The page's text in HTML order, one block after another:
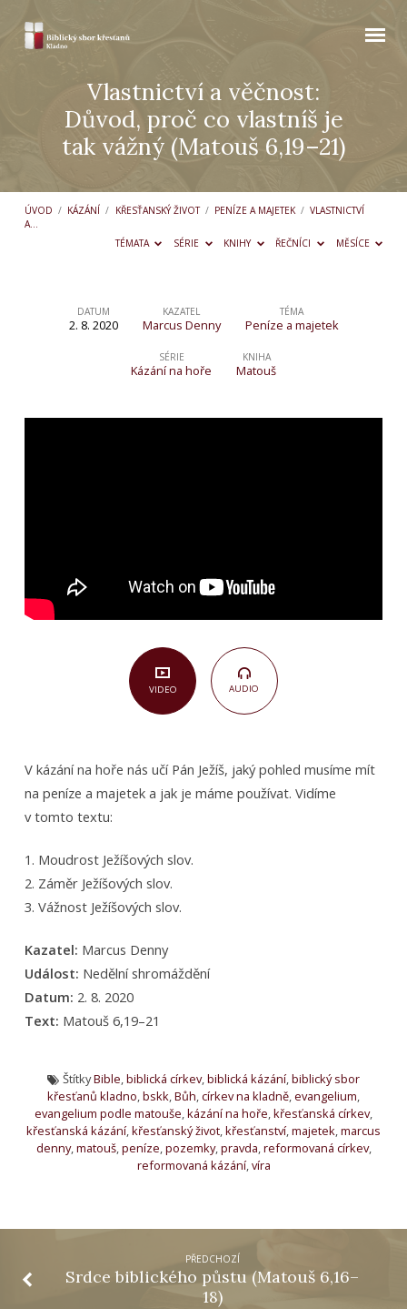
Vlastnictví a věčnost:
Důvod, proč co vlastníš je
tak vážný (Matouš 6,19–21)
ÚVOD / KÁZÁNÍ / KŘESŤANSKÝ ŽIVOT / PENÍZE A MAJETEK / VLASTNICTVÍ
A…
TÉMATA
SÉRIE KNIHY ŘEČNÍCI MĚSÍCE
Vlastnictví
Důvod,
(Matouš
6,19–
DATUM
2. 8. 2020
KAZATEL
Marcus Denny
TÉMA
Peníze a majetek
SÉRIE
Kázání na hoře
KNIHA
Matouš
VIDEO AUDIO
V kázání na hoře nás učí Pán Ježíš, jaký pohled musíme mít
na peníze a majetek a jak je máme používat. Vidíme
v tomto textu:
1. Moudrost Ježíšových slov.
2. Záměr Ježíšových slov.
3. Vážnost Ježíšových slov.
Kazatel: Marcus Denny
Událost: Nedělní shromáždění
Datum: 2. 8. 2020
Text: Matouš 6,19–21
ŠtítkyBible,biblická církev,biblická kázání,biblický sbor
křesťanů kladno,bskk,Bůh,církev na kladně,evangelium,
evangelium podle matouše,kázání na hoře,křesťanská církev,
křesťanská kázání,křesťanský život,křesťanství,majetek,marcus
denny,matouš,peníze,pozemky,pravda,reformovaná církev,
reformovaná kázání,víra
PŘEDCHOZÍ
Srdce biblického půstu (Matouš 6,16–
18)